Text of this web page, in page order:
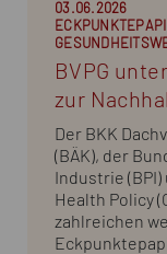
03.06.2026
BVPG
zur
Der BKK
(BÄK), der
Industrie
Health Policy
zahlreichen